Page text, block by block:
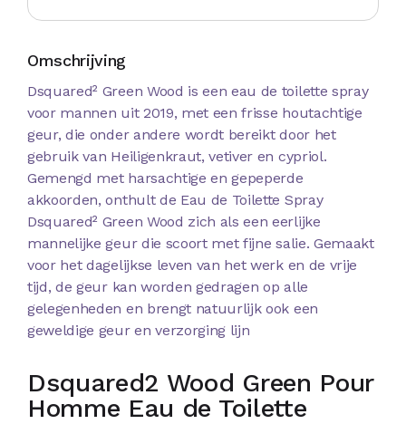
Omschrijving
Dsquared² Green Wood is een eau de toilette spray
voor mannen uit 2019, met een frisse houtachtige
geur, die onder andere wordt bereikt door het
gebruik van Heiligenkraut, vetiver en cypriol.
Gemengd met harsachtige en gepeperde
akkoorden, onthult de Eau de Toilette Spray
Dsquared² Green Wood zich als een eerlijke
mannelijke geur die scoort met fijne salie. Gemaakt
voor het dagelijkse leven van het werk en de vrije
tijd, de geur kan worden gedragen op alle
gelegenheden en brengt natuurlijk ook een
geweldige geur en verzorging lijn
Dsquared2 Wood Green Pour
Homme Eau de Toilette